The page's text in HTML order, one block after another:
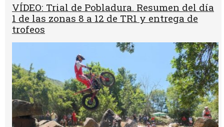
VÍDEO: Trial de Pobladura. Resumen del día
1 de las zonas 8 a 12 de TR1 y entrega de
trofeos